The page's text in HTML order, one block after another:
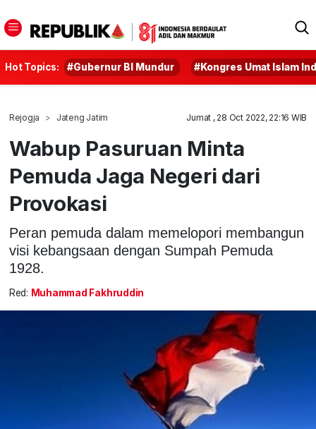
Hot Topics: #Gubernur BI Mundur #Kongres Umat Islam
Rejogja Jateng Jatim Jumat , 28 Oct 2022, 22:16 WIB
Wabup Pasuruan Minta
Pemuda Jaga Negeri dari
Provokasi
Peran pemuda dalam memelopori membangun
visi kebangsaan dengan Sumpah Pemuda
1928.
Red: Muhammad Fakhruddin